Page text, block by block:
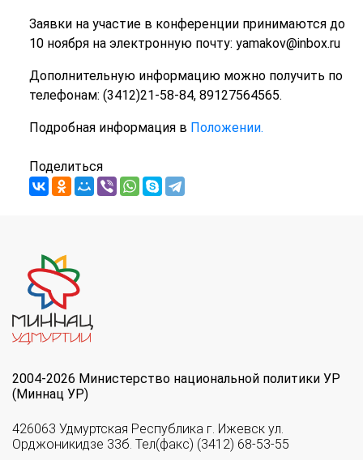
Заявки на участие в конференции принимаются до
10 ноября на электронную почту: yamakov@inbox.ru
Дополнительную информацию можно получить по
телефонам: (3412)21-58-84, 89127564565.
Подробная информация в Положении.
Поделиться
2004-2026 Министерство национальной политики УР
(Миннац УР)
426063 Удмуртская Республика г. Ижевск ул.
Орджоникидзе 33б. Тел(факс) (3412) 68-53-55